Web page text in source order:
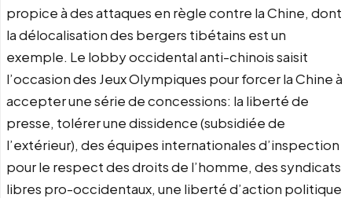
propice à des attaques en règle contre la Chine, dont
la délocalisation des bergers tibétains est un
exemple. Le lobby occidental anti-chinois saisit
l’occasion des Jeux Olympiques pour forcer la Chine à
accepter une série de concessions: la liberté de
presse, tolérer une dissidence (subsidiée de
l’extérieur), des équipes internationales d’inspection
pour le respect des droits de l’homme, des syndicats
libres pro-occidentaux, une liberté d’action politique